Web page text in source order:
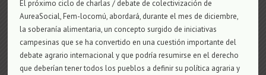
El próximo ciclo de charlas / debate de colectivización de
AureaSocial, Fem-locomú, abordará, durante el mes de diciembre,
la soberanía alimentaria, un concepto surgido de iniciativas
campesinas que se ha convertido en una cuestión importante del
debate agrario internacional y que podría resumirse en el derecho
que deberían tener todos los pueblos a definir su política agraria y